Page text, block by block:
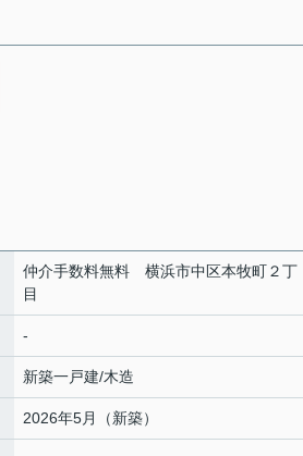
仲介手数料無料 横浜市中区本牧町２丁
目
-
新築一戸建/木造
2026年5月（新築）